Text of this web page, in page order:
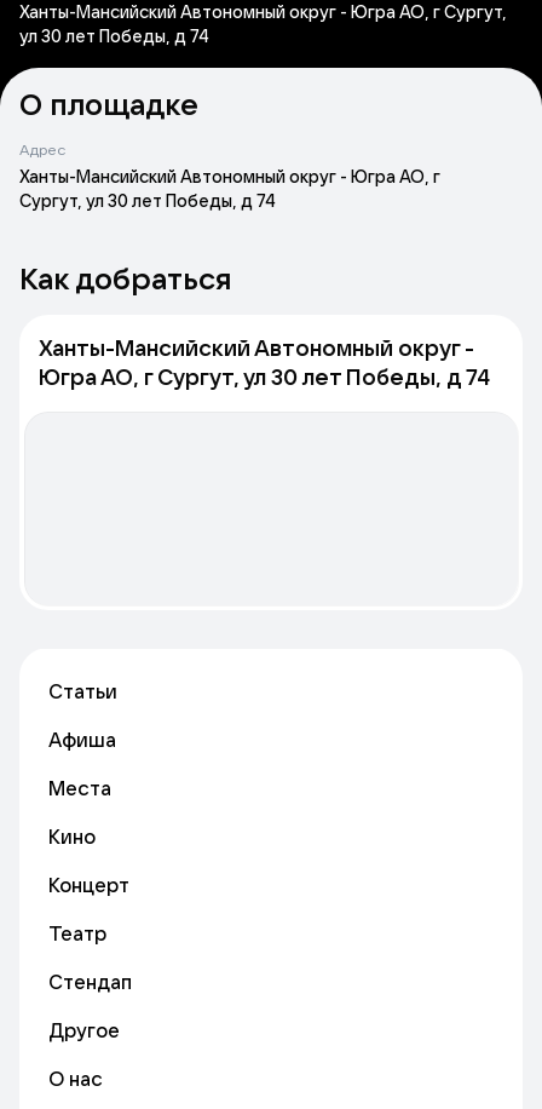
Ханты-Мансийский Автономный округ - Югра АО, г Сургут,
ул 30 лет Победы, д 74
О площадке
Адрес
Ханты-Мансийский Автономный округ - Югра АО, г
Сургут, ул 30 лет Победы, д 74
Как добраться
Ханты-Мансийский Автономный округ -
Югра АО, г Сургут, ул 30 лет Победы, д 74
Статьи
Афиша
Места
Кино
Концерт
Театр
Стендап
Другое
О нас